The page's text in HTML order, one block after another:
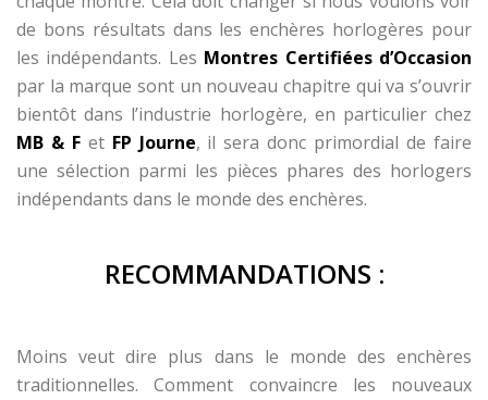
de bons résultats dans les enchères horlogères pour
les indépendants. Les Montres Certifiées d’Occasion
par la marque sont un nouveau chapitre qui va s’ouvrir
bientôt dans l’industrie horlogère, en particulier chez
MB & Fet FP Journe, il sera donc primordial de faire
une sélection parmi les pièces phares des horlogers
indépendants dans le monde des enchères.
RECOMMANDATIONS :
Moins veut dire plus dans le monde des enchères
traditionnelles. Comment convaincre les nouveaux